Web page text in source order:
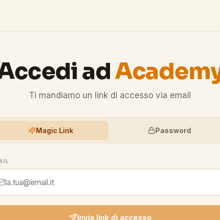
ad
Ti mandiamo un link di accesso via email
Magic Link Password
Invia link di accesso